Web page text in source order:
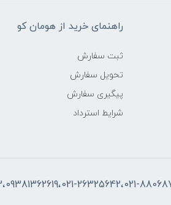
راهنمای خرید از هومان کو
ثبت سفارش
تحویل سفارش
پیگیری سفارش
شرایط استرداد